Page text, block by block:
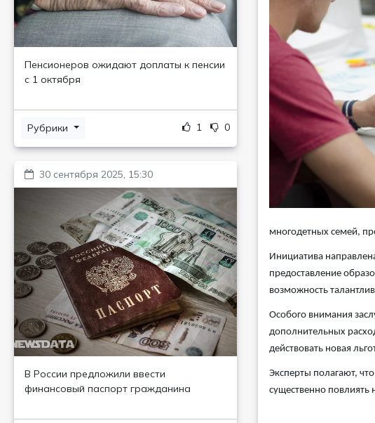
Пенсионеров ожидают доплаты к пенсии
с 1 октября
Рубрики 1 0
30 сентября 2025, 15:30
В России предложили ввести
финансовый паспорт гражданина
многодетных семей,
Инициатива
предоставление
возможность
Особого внимания
дополнительных
действовать новая
Эксперты полагают,
существенно повлиять